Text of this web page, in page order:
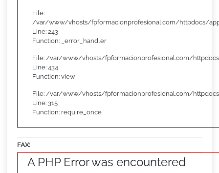
File:
/var/www/vhosts/fpformacionprofesional.com/httpdocs/
Line: 243
Function: _error_handler
File: /var/www/vhosts/fpformacionprofesional.com/
Line: 434
Function: view
File: /var/www/vhosts/fpformacionprofesional.com/
Line: 315
Function: require_once
FAX:
A PHP Error was encountered